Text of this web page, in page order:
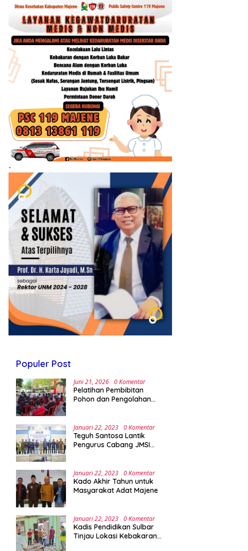
-
Populer Post
Juni 21, 2026 0 Komentar
Pelatihan Pembibitan
Pohon dan Pengolahan
Green Campus di UPA
Laboratorium Terpadu
Januari 22, 2023 0 Komentar
Teguh Santosa Lantik
Pengurus Cabang JMSI
Januari 22, 2023 0 Komentar
Kado Akhir Tahun untuk
Masyarakat Adat Majene
Januari 22, 2023 0 Komentar
Kadis Pendidikan Sulbar
Tinjau Lokasi Kebakaran